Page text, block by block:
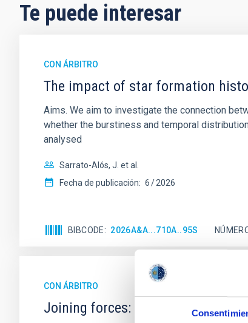
Te puede interesar
CON ÁRBITRO
The impact of star formation
Aims. We aim to investigate the connection
whether the burstiness and temporal
analysed
Sarrato-Alós, J. et al.
Fecha de publicación: 6 2026
BIBCODE 2026A&A...710A..95S
CON ÁRBITRO
Joining forces: 30 years of optical